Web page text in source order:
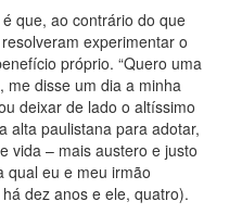
que, ao contrário do que
experimentar o
próprio. “Quero uma
me disse um dia a minha
deixar de lado o altíssimo
alta paulistana para adotar,
vida – mais austero e justo
qual eu e meu irmão
dez anos e ele, quatro).